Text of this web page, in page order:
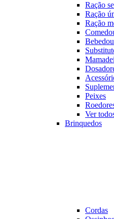
Ração
Ração
Ração
Peixes
Ver
Brinquedos
Cordas